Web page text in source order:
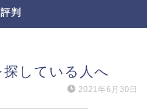
評判
探している人へ
2021年6月30日